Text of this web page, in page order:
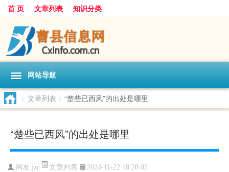
首 页 文章列表 知识分类
网站导航
> 文章列表 > “楚些已西风”的出处是哪里
“楚些已西风”的出处是哪里
网友:jzc 文章列表 2024-11-22 18:20:02